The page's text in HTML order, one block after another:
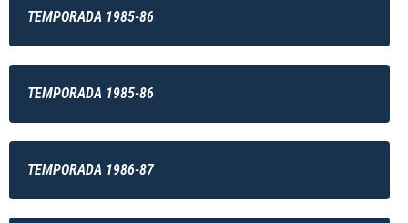
TEMPORADA 1985-86
TEMPORADA 1985-86
TEMPORADA 1986-87